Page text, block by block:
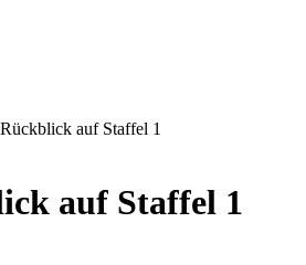
auf Staffel 1
auf Staffel 1